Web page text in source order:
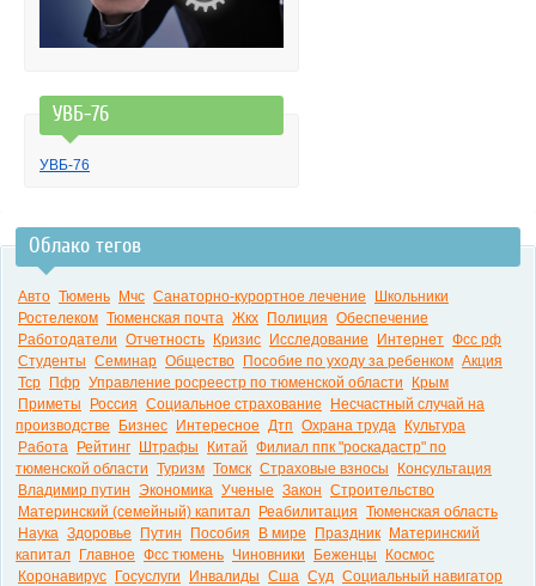
УВБ-76
УВБ-76
Облако тегов
Авто Тюмень Мчс Санаторно-курортное лечение
Школьники
Ростелеком Тюменская почта Жкх Полиция Обеспечение
Работодатели Отчетность Кризис Исследование Интернет Фсс рф
Студенты Семинар Общество Пособие по уходу за ребенком Акция
Тср
Пфр Управление росреестр по тюменской области
Крым
Приметы
Россия Социальное страхование
Несчастный случай на
производстве
Бизнес Интересное Дтп Охрана труда
Культура
Работа
Рейтинг Штрафы Китай Филиал ппк "роскадастр" по
тюменской области Туризм Томск Страховые взносы
Консультация
Владимир путин Экономика Ученые Закон Строительство
Материнский (семейный) капитал
Реабилитация Тюменская область
Наука Здоровье Путин Пособия В мире Праздник
Материнский
капитал
Главное Фсс тюмень Чиновники Беженцы
Космос
Коронавирус
Госуслуги Инвалиды Сша Суд Социальный навигатор